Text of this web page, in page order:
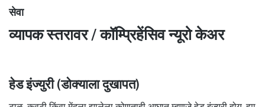
सेवा
व्यापक स्तरावर / कॉम्प्रिहेंसिव न्यूरो केअर
हेड इंज्युरी (डोक्याला दुखापत)